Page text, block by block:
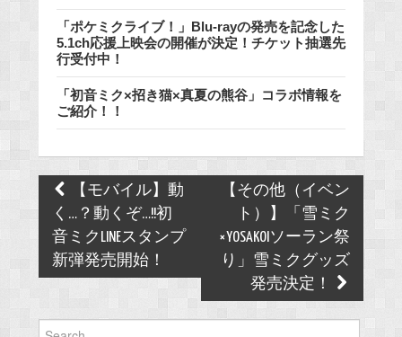
「ポケミクライブ！」Blu-rayの発売を記念した
5.1ch応援上映会の開催が決定！チケット抽選先
行受付中！
「初音ミク×招き猫×真夏の熊谷」コラボ情報を
ご紹介！！
Post
navigation
【モバイル】動
く…？動くぞ…!!初
音ミクLINEスタンプ
新弾発売開始！
【その他（イベン
ト）】「雪ミク
×YOSAKOIソーラン祭
り」雪ミクグッズ
発売決定！
Search